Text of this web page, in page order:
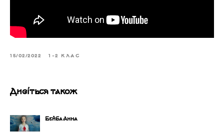
15/02/2022 1-2 КЛАС
Дивіться також
Бейба Анна